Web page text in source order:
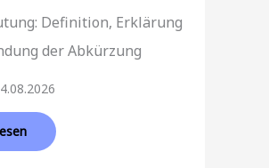
Definition, Erklärung
der Abkürzung